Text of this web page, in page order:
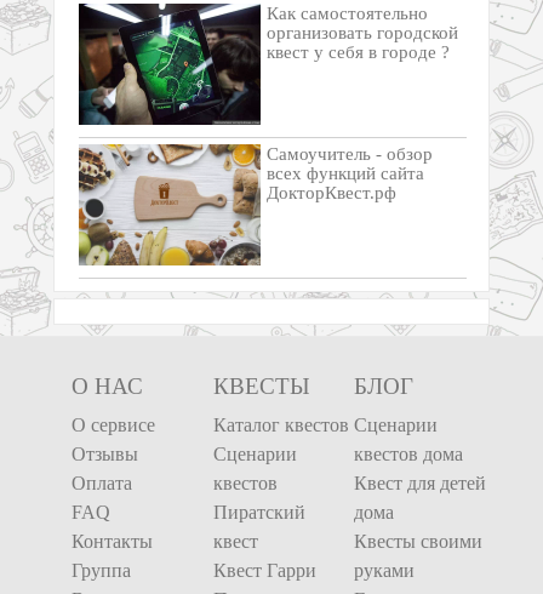
Как самостоятельно
организовать городской
квест у себя в городе ?
Самоучитель - обзор
всех функций сайта
ДокторКвест.рф
О НАС
О сервисе
Отзывы
Оплата
FAQ
Контакты
Группа
КВЕСТЫ
Каталог квестов
Сценарии
квестов
Пиратский
квест
Квест Гарри
БЛОГ
Сценарии
квестов дома
Квест для детей
дома
Квесты своими
руками